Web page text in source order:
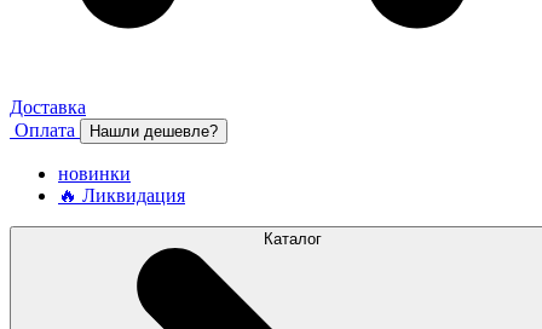
Доставка
Оплата
Нашли дешевле?
новинки
🔥 Ликвидация
Каталог